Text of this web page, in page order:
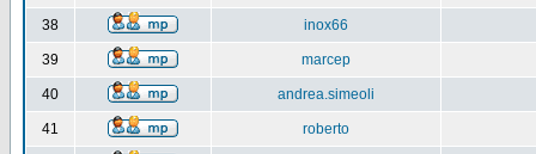
38 inox66
39 marcep
40 andrea.simeoli
41 roberto